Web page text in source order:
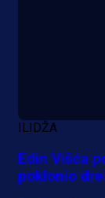
ILIDŽA
Edin Višća
poklonio